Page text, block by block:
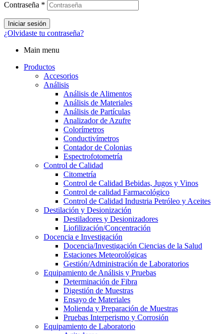
Contraseña *
Iniciar sesión
¿Olvidaste tu contraseña?
Main menu
Productos
Accesorios
Análisis
Análisis de Alimentos
Análisis de Materiales
Análisis de Partículas
Analizador de Azufre
Colorímetros
Conductivímetros
Contador de Colonias
Espectrofotometría
Control de Calidad
Citometría
Control de Calidad Bebidas, Jugos y Vinos
Control de calidad Farmacológico
Control de Calidad Industria Petróleo y Aceites
Destilación y Desionización
Destiladores y Desionizadores
Liofilización/Concentración
Docencia e Investigación
Docencia/Investigación Ciencias de la Salud
Estaciones Meteorológicas
Gestión/Administración de Laboratorios
Equipamiento de Análisis y Pruebas
Determinación de Fibra
Digestión de Muestras
Ensayo de Materiales
Molienda y Preparación de Muestras
Pruebas Interperismo y Corrosión
Equipamiento de Laboratorio